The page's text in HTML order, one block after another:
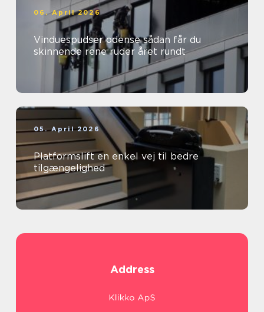
06. April 2026
Vinduespudser odense sådan får du
skinnende rene ruder året rundt
05. April 2026
Platformslift en enkel vej til bedre
tilgængelighed
Address